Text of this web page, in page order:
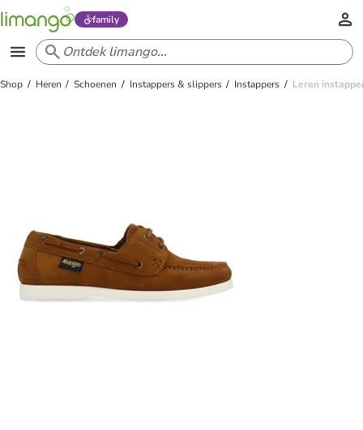
family
Shop Heren Schoenen Instappers & slippers Instappers Leren